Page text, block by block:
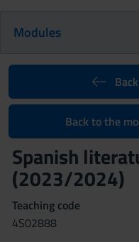
Modules
Back to the
Spanish
(2023/2024)
Teaching code
4S02888